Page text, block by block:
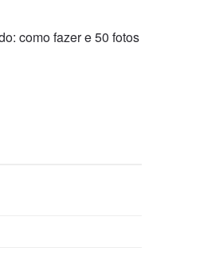
como fazer e 50 fotos